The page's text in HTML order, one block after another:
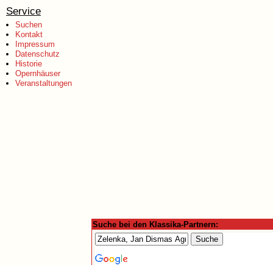
Service
Suchen
Kontakt
Impressum
Datenschutz
Historie
Opernhäuser
Veranstaltungen
Suche bei den Klassika-Partnern: